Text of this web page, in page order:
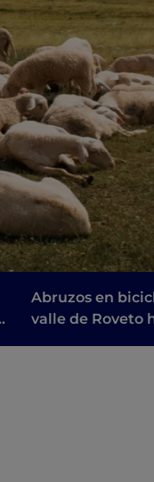
Abruzos en
valle de Roveto